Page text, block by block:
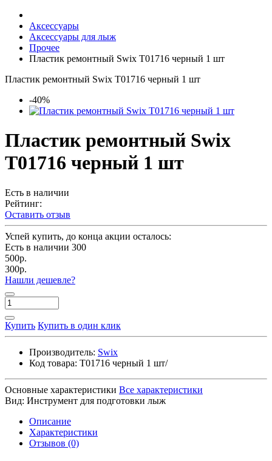
Аксессуары
Аксессуары для лыж
Прочее
Пластик ремонтный Swix T01716 черный 1 шт
Пластик ремонтный Swix T01716 черный 1 шт
-40%
Пластик ремонтный Swix
T01716 черный 1 шт
Есть в наличии
Рейтинг:
Оставить отзыв
Успей купить, до конца акции осталось:
Есть в наличии 300
500р.
300р.
Нашли дешевле?
Купить Купить в один клик
Производитель: Swix
Код товара: T01716 черный 1 шт/
Основные характеристики Все характеристики
Вид: Инструмент для подготовки лыж
Описание
Характеристики
Отзывов (0)